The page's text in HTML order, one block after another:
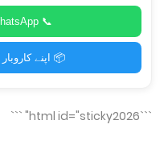
📞 WhatsApp پر رابطہ کریں
📦 اپنے
```html id="sticky2026"
```